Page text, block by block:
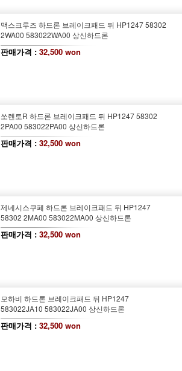
맥스크루즈 하드론 브레이크패드 뒤 HP1247 58302
2WA00 583022WA00 상신하드론
판매가격 : 32,500 won
쏘렌토R 하드론 브레이크패드 뒤 HP1247 58302
2PA00 583022PA00 상신하드론
판매가격 : 32,500 won
제네시스쿠페 하드론 브레이크패드 뒤 HP1247
58302 2MA00 583022MA00 상신하드론
판매가격 : 32,500 won
모하비 하드론 브레이크패드 뒤 HP1247
583022JA10 583022JA00 상신하드론
판매가격 : 32,500 won